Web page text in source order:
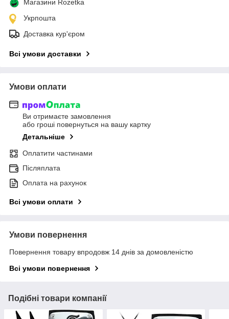
Магазини Rozetka
Укрпошта
Доставка кур'єром
Всі умови доставки
Умови оплати
Ви отримаєте замовлення
або гроші повернуться на вашу картку
Детальніше
Оплатити частинами
Післяплата
Оплата на рахунок
Всі умови оплати
Умови повернення
Повернення товару впродовж 14 днів за домовленістю
Всі умови повернення
Подібні товари компанії